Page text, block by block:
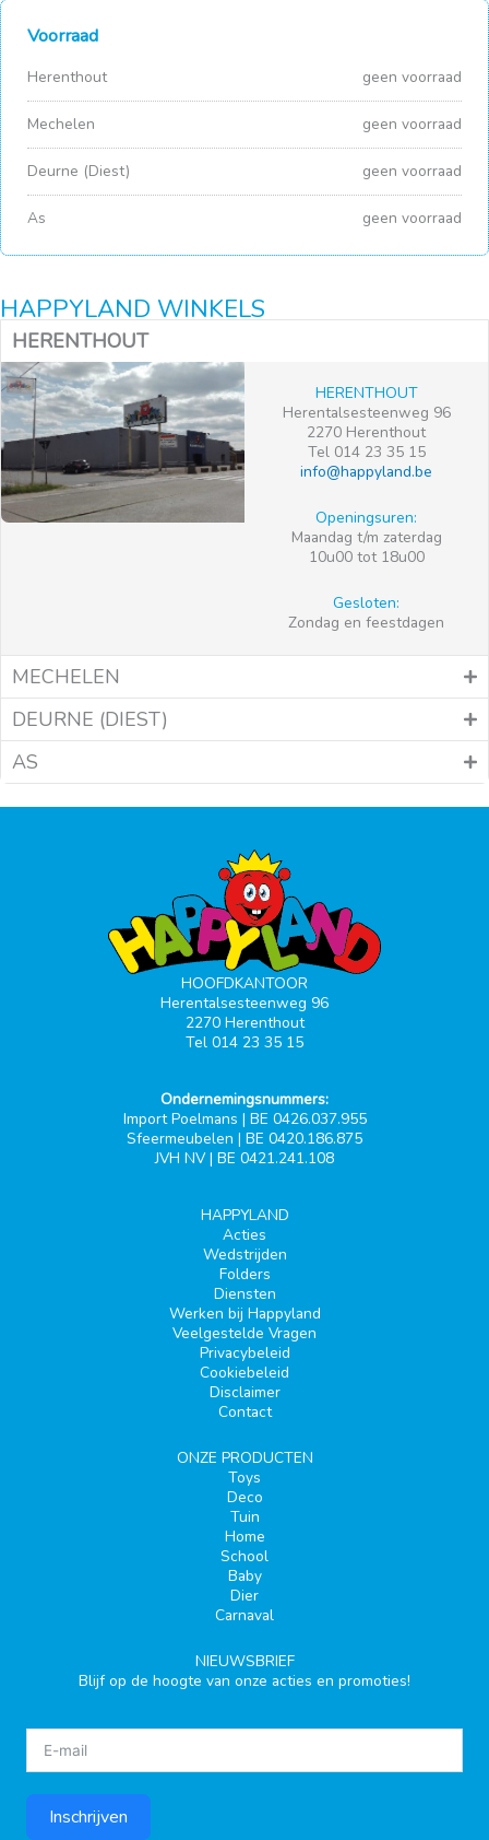
Voorraad
Herenthout geen voorraad
Mechelen geen voorraad
Deurne (Diest) geen voorraad
As geen voorraad
HAPPYLAND WINKELS
HERENTHOUT
HERENTHOUT
Herentalsesteenweg 96
2270 Herenthout
Tel 014 23 35 15
info@happyland.be
Openingsuren:
Maandag t/m zaterdag
10u00 tot 18u00
Gesloten:
Zondag en feestdagen
MECHELEN
DEURNE (DIEST)
AS
HOOFDKANTOOR
Herentalsesteenweg 96
2270 Herenthout
Tel 014 23 35 15
Ondernemingsnummers:
Import Poelmans | BE 0426.037.955
Sfeermeubelen | BE 0420.186.875
JVH NV | BE 0421.241.108
HAPPYLAND
Acties
Wedstrijden
Folders
Diensten
Werken bij Happyland
Veelgestelde Vragen
Privacybeleid
Cookiebeleid
Disclaimer
Contact
ONZE PRODUCTEN
Toys
Deco
Tuin
Home
School
Baby
Dier
Carnaval
NIEUWSBRIEF
Blijf op de hoogte van onze acties en promoties!
Inschrijven